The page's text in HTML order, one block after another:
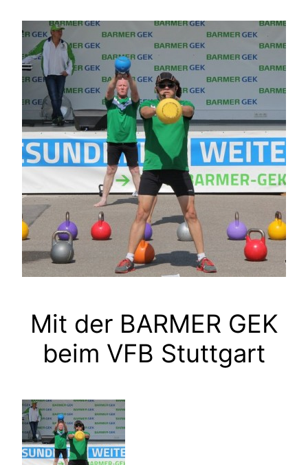
Mit der BARMER GEK
beim VFB Stuttgart